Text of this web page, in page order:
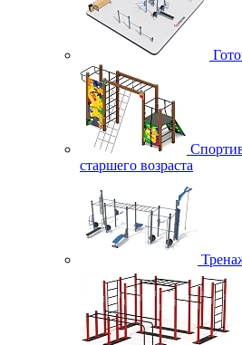
старшего возраста